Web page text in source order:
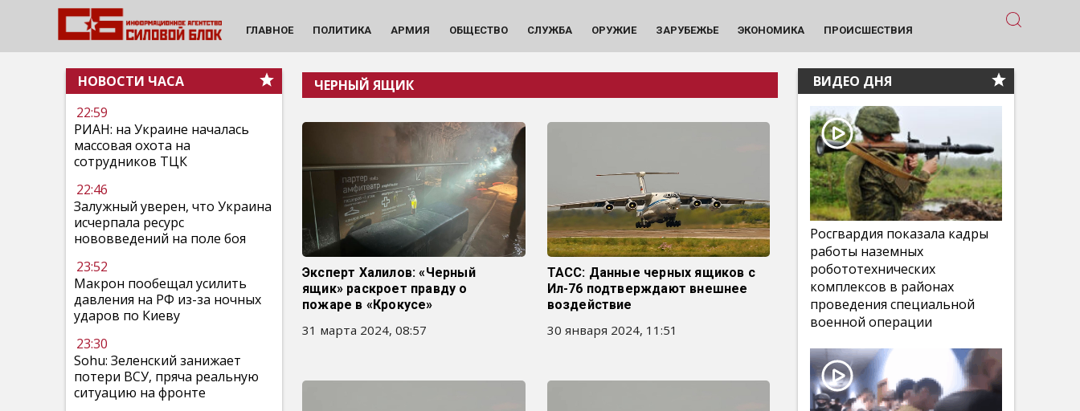
ГЛАВНОЕ ПОЛИТИКА АРМИЯ ОБЩЕСТВО СЛУЖБА ОРУЖИЕ ЗАРУБЕЖЬЕ ЭКОНОМИКА ПРОИСШЕСТВИЯ
НОВОСТИ ЧАСА
22:59
РИАН: на Украине началась
массовая охота на
сотрудников ТЦК
22:46
Залужный уверен, что Украина
исчерпала ресурс
нововведений на поле боя
23:52
Макрон пообещал усилить
давления на РФ из-за ночных
ударов по Киеву
23:30
Sohu: Зеленский занижает
потери ВСУ, пряча реальную
ситуацию на фронте
ЧЕРНЫЙ ЯЩИК
Эксперт Халилов: «Черный
ящик» раскроет правду о
пожаре в «Крокусе»
31 марта 2024, 08:57
ТАСС: Данные черных ящиков с
Ил-76 подтверждают внешнее
воздействие
30 января 2024, 11:51
ВИДЕО ДНЯ
Росгвардия показала кадры
работы наземных
робототехнических
комплексов в районах
проведения специальной
военной операции